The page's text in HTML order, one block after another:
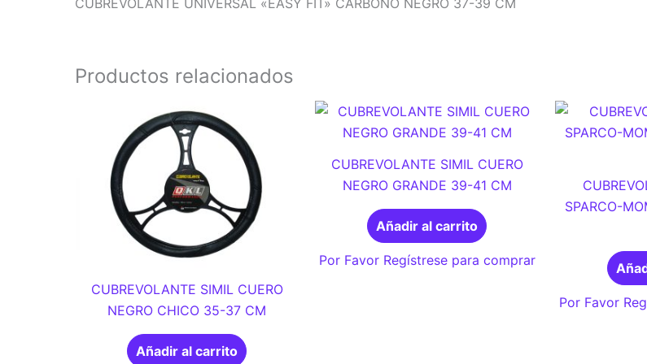
CUBREVOLANTE UNIVERSAL «EASY FIT» CARBONO NEGRO 37-39 CM
Productos relacionados
CUBREVOLANTE SIMIL CUERO
NEGRO CHICO 35-37 CM
Añadir al carrito
CUBREVOLANTE SIMIL CUERO
NEGRO GRANDE 39-41 CM
Añadir al carrito
Por Favor Regístrese para comprar
SPARCO-
Por Favor